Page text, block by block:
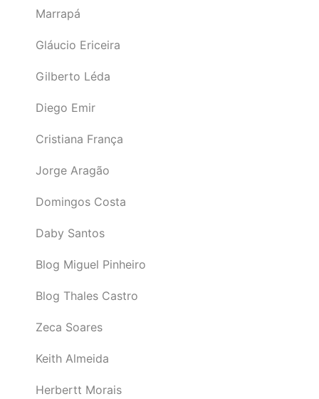
Marrapá
Gláucio Ericeira
Gilberto Léda
Diego Emir
Cristiana França
Jorge Aragão
Domingos Costa
Daby Santos
Blog Miguel Pinheiro
Blog Thales Castro
Zeca Soares
Keith Almeida
Herbertt Morais